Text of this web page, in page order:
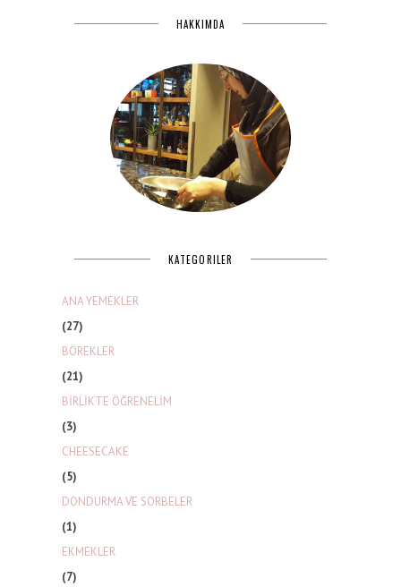
HAKKIMDA
KATEGORILER
ANA YEMEKLER
(27)
BÖREKLER
(21)
BİRLİKTE ÖĞRENELİM
(3)
CHEESECAKE
(5)
DONDURMA VE SORBELER
(1)
EKMEKLER
(7)